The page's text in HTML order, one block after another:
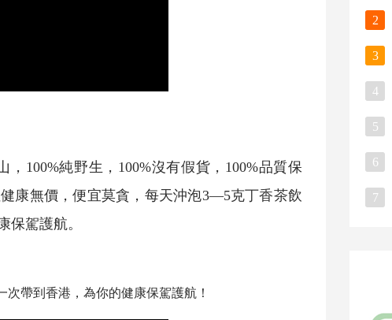
，100%純野生，100%沒有假貨，100%品質保
康無價，便宜莫貪，每天沖泡3—5克丁香茶飲
保駕護航。
次帶到香港，為你的健康保駕護航！
2
3
4
5
6
7